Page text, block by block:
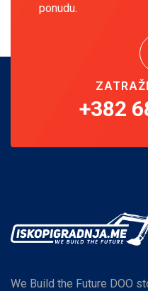
ponudu.
+382
We Build the Future DOO